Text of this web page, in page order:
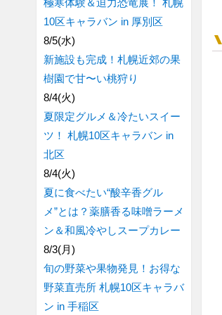
極寒体験＆迫力恐竜展！ 札幌
10区キャラバン in 厚別区
8/5(水)
新施設も完成！札幌近郊の果
樹園で甘〜い桃狩り
8/4(火)
夏限定グルメ＆冷たいスイー
ツ！ 札幌10区キャラバン in
北区
8/4(火)
夏に食べたい“酸辛香グル
メ”とは？薬膳香る味噌ラーメ
ン＆和風冷やしスープカレー
8/3(月)
旬の野菜や果物発見！お得な
野菜直売所 札幌10区キャラバ
ン in 手稲区